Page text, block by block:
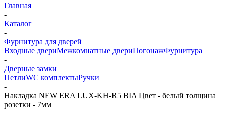
Главная
-
Каталог
-
Фурнитура для дверей
Входные двериМежкомнатные двериПогонажФурнитура
-
Дверные замки
ПетлиWC комплектыРучки
-
Накладка NEW ERA LUX-KH-R5 BIA Цвет - белый толщина
розетки - 7мм